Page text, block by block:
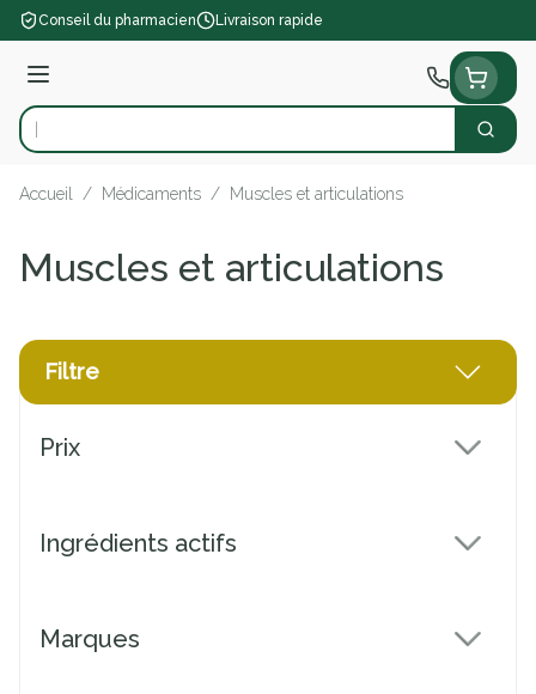
Aller au contenu
Conseil du pharmacien Livraison rapide
Menu
Rechercher
Accueil / Médicaments / Muscles et articulations
Muscles et articulations
Filtre
Prix
Ingrédients actifs
Marques